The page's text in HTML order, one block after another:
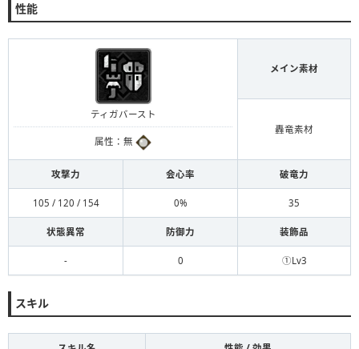
性能
ティガバースト
属性：無
メイン素材
轟竜素材
攻撃力 会心率 破竜力
105 / 120 / 154 0% 35
状態異常 防御力 装飾品
- 0 ①Lv3
スキル